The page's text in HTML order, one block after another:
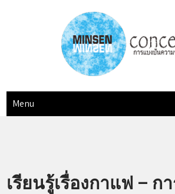
MINSEN Concept
Menu
เรียนรู้เรื่องกาแฟ – ก